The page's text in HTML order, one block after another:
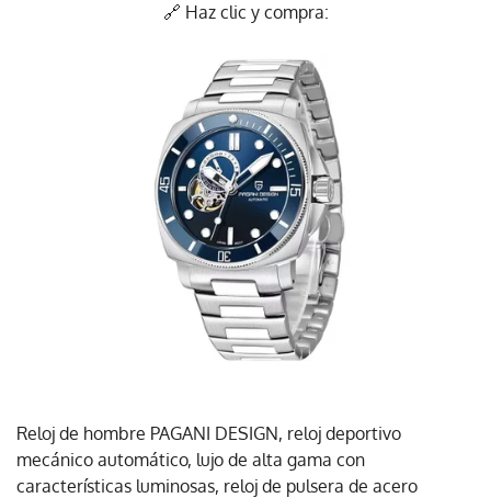
🔗 Haz clic y compra:
Reloj de hombre PAGANI DESIGN, reloj deportivo
mecánico automático, lujo de alta gama con
características luminosas, reloj de pulsera de acero